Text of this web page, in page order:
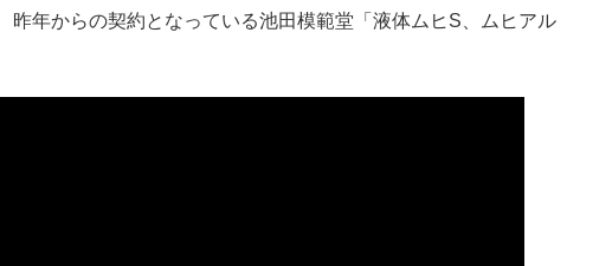
年からの契約となっている池田模範堂「液体ムヒS、ムヒアル